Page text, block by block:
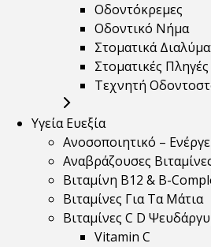
Οδοντόκρεμες
Οδοντικό Νήμα
Στοματικά
Στοματικές
Τεχνητή
Υγεία Ευεξία
Ανοσοποιητικό –
Αναβράζουσες
Βιταμίνη B12 & Β-
Βιταμίνες Για Τα Μάτια
Βιταμίνες C D
Vitamin C